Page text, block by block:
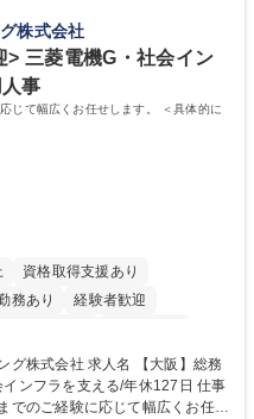
※未経験可
的なサポート、改善の動きも期
て、チームに貢献し、結果的に
ます。平均19:30の退勤以降の業
のある働き方となります。 学
学力： 資格：
株式会社
> 三菱電機G・社会イン
事
じて幅広くお任せします。 ＜具体的に
資格取得支援あり
務あり
経験者歓迎
寮・社宅あり 食事補助あり
名 【大阪】総務
フラを支える/年休127日 仕事
でのご経験に応じて幅広くお任せ